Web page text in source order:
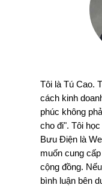
Tôi là Tú Cao.
cách kinh
phúc không
cho đi". Tôi
Bưu Điện là
muốn cung
cộng đồng.
bình luận bên